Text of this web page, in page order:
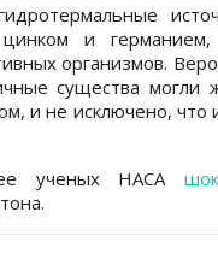
и германием,
организмов.
существа могли
и не исключено, что
ученых НАСА